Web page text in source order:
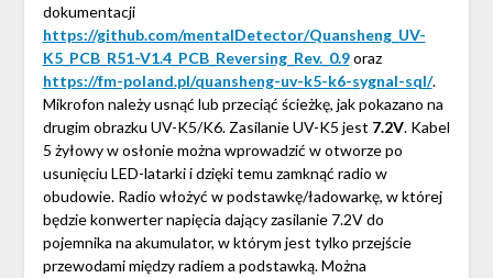
dokumentacji
https://github.com/mentalDetector/Quansheng_UV-
K5_PCB_R51-V1.4_PCB_Reversing_Rev._0.9oraz
https://fm-poland.pl/quansheng-uv-k5-k6-sygnal-sql/.
Mikrofon należy usnąć lub przeciąć ścieżkę, jak pokazano na
drugim obrazku UV-K5/K6. Zasilanie UV-K5 jest 7.2V. Kabel
5 żyłowy w osłonie można wprowadzić w otworze po
usunięciu LED-latarki i dzięki temu zamknąć radio w
obudowie. Radio włożyć w podstawkę/ładowarkę, w której
będzie konwerter napięcia dający zasilanie 7.2V do
pojemnika na akumulator, w którym jest tylko przejście
przewodami między radiem a podstawką. Można